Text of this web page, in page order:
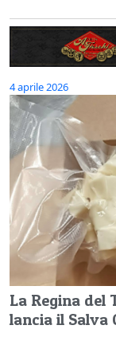
4 aprile 2026
La Regina
lancia il Salva